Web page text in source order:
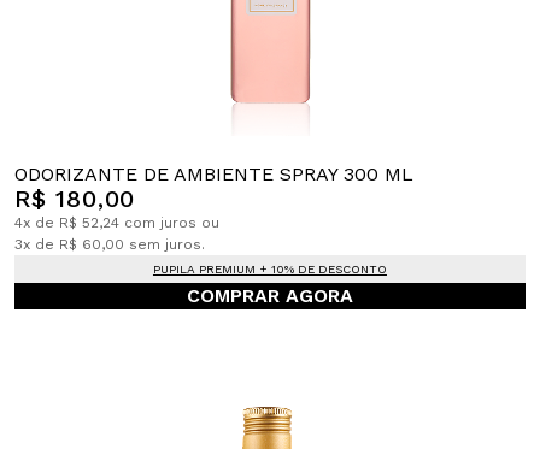
ODORIZANTE DE AMBIENTE SPRAY 300 ML
R$ 180,00
4x de R$ 52,24 com juros ou
3x de R$ 60,00 sem juros.
PUPILA PREMIUM + 10% DE DESCONTO
COMPRAR AGORA